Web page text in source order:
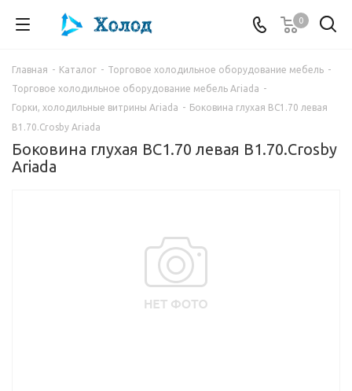
0
Главная - Каталог - Торговое холодильное оборудование мебель -
Торговое холодильное оборудование мебель Ariada -
Горки, холодильные витрины Ariada - Боковина глухая ВС1.70 левая
В1.70.Crosby Ariada
Боковина глухая ВС1.70 левая В1.70.Crosby
Ariada